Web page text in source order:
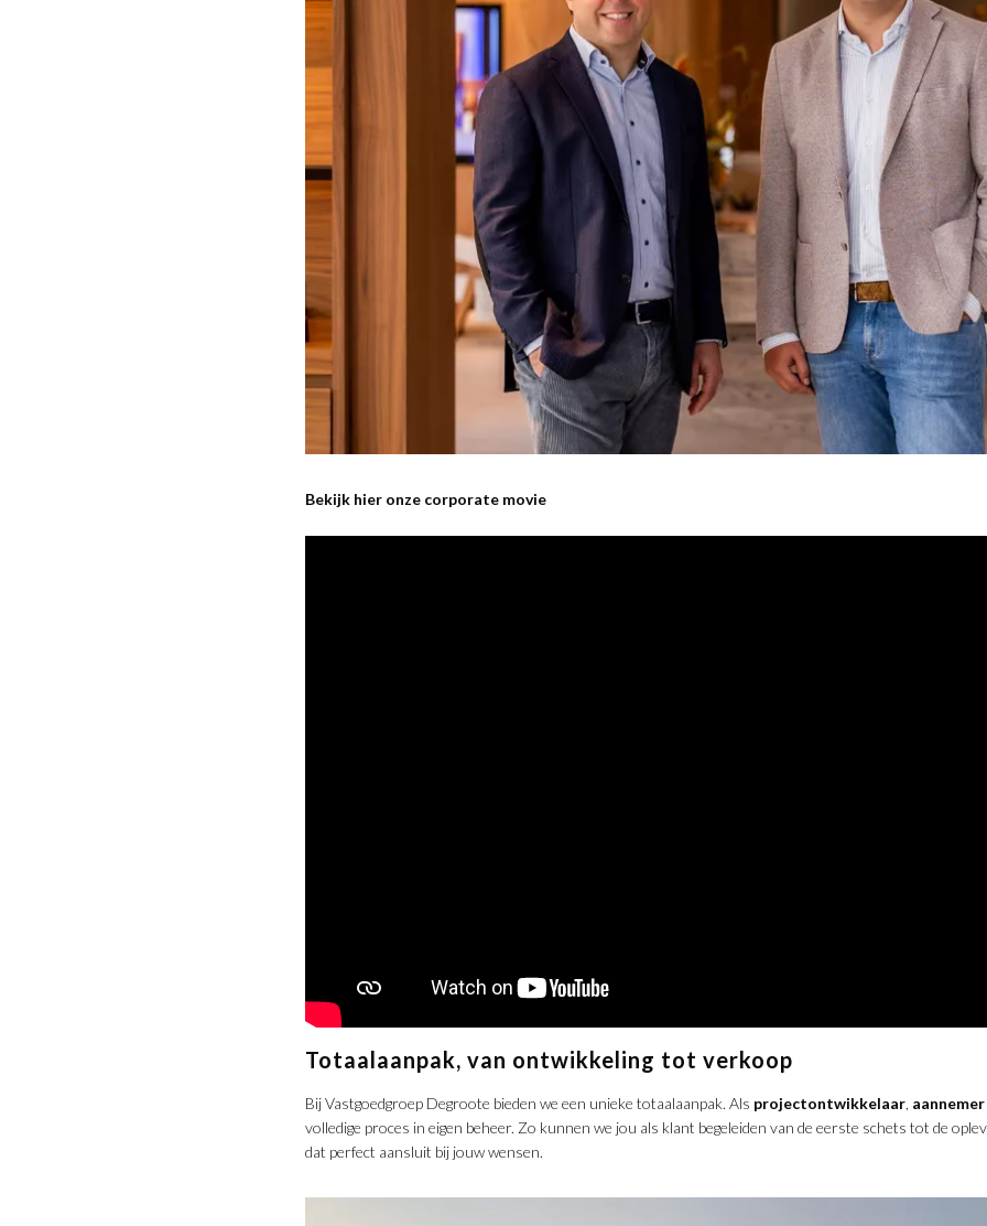
Bekijk hier onze corporate movie
Totaalaanpak, van ontwikkeling tot verkoop
Bij Vastgoedgroep Degroote bieden we een unieke totaalaanpak. Als projectontwikkelaar, aannemer
volledige proces in eigen beheer. Zo kunnen we jou als klant begeleiden van de eerste schets tot de
dat perfect aansluit bij jouw wensen.